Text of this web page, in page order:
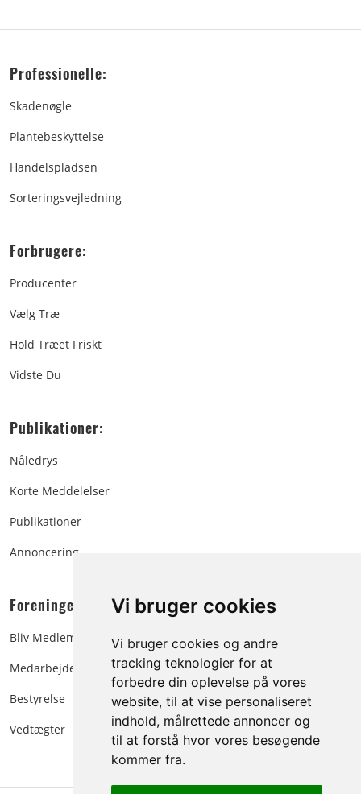
Vi bruger cookies
Vi bruger cookies og andre
tracking teknologier for at
forbedre din oplevelse på vores
website, til at vise personaliseret
indhold, målrettede annoncer og
til at forstå hvor vores besøgende
kommer fra.
Professionelle:
Skadenøgle
Plantebeskyttelse
Handelspladsen
Sorteringsvejledning
Forbrugere:
Producenter
Vælg Træ
Hold Træet Friskt
Vidste Du
Publikationer:
Nåledrys
Korte Meddelelser
Publikationer
Annoncering
Foreningen:
Bliv Medlem
Medarbejdere
Bestyrelse
Vedtægter